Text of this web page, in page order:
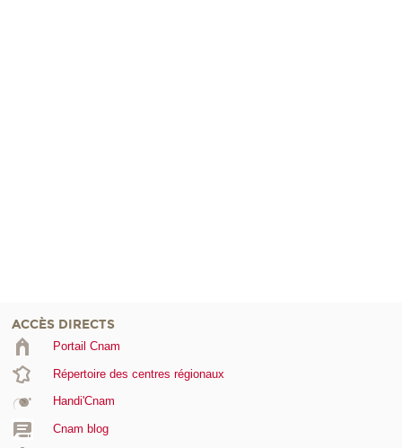
ACCÈS DIRECTS
Portail Cnam
Répertoire des centres régionaux
Handi'Cnam
Cnam blog